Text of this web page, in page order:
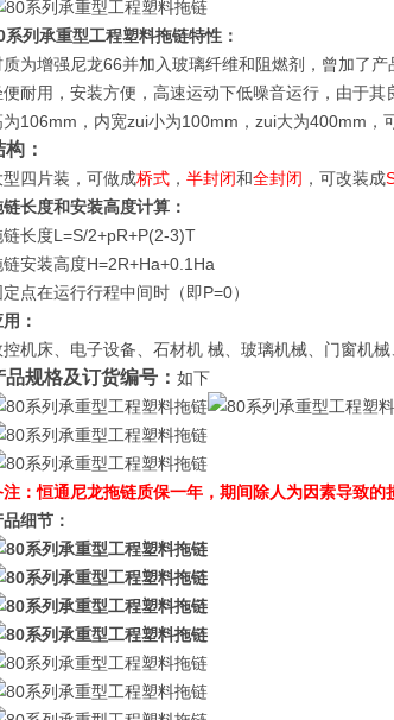
系列承重型工程塑料拖链特性：
质为增强尼龙66并加入玻璃纤维和阻燃剂，曾加了
便耐用，安装方便，高速运动下低噪音运行，由于
为106mm，内宽zui小为100mm，zui大为400mm，
构：
型四片装，可做成桥式 ， 半封闭和全封闭 ，可改装成
链长度和安装高度计算：
链长度L=S/2+pR+P(2-3)T
链安装高度H=2R+Ha+0.1Ha
点在运行行程中间时（即P=0）
：
控机床、电子设备、石材机 械、玻璃机械、门窗机
品规格及订货编号： 如下
注：恒通尼龙拖链质保一年，期间除人为因素导致
细节：